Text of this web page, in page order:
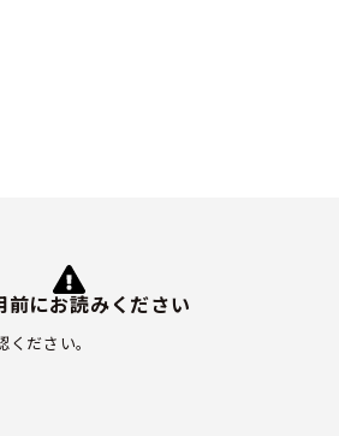
前にお読みください
ださい。